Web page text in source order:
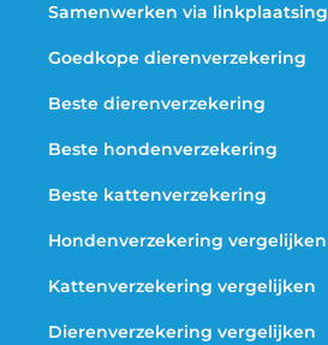
Samenwerken via linkplaatsing
Goedkope dierenverzekering
Beste dierenverzekering
Beste hondenverzekering
Beste kattenverzekering
Hondenverzekering vergelijken
Kattenverzekering vergelijken
Dierenverzekering vergelijken